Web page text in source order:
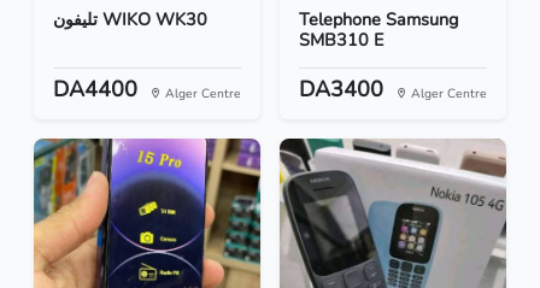
تليفون WIKO WK30
DA4400 Alger Centre
Telephone Samsung
SMB310 E
DA3400 Alger Centre